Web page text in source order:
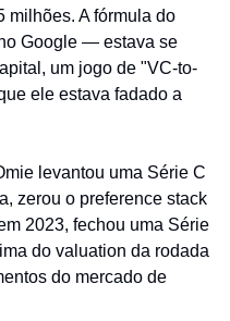
milhões. A fórmula do
Google — estava se
um jogo de "VC-to-
ele estava fadado a
levantou uma Série C
zerou o preference stack
2023, fechou uma Série
do valuation da rodada
do mercado de